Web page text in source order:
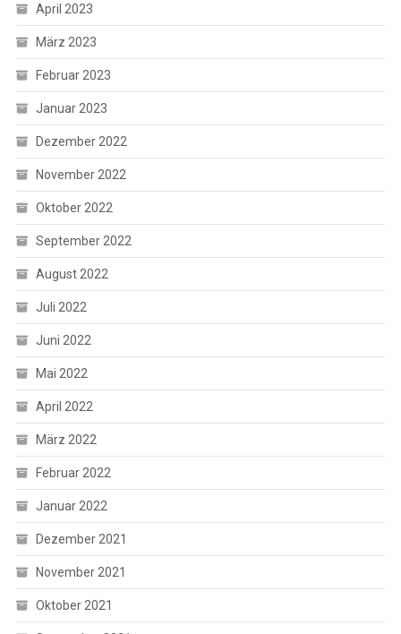
April 2023
März 2023
Februar 2023
Januar 2023
Dezember 2022
November 2022
Oktober 2022
September 2022
August 2022
Juli 2022
Juni 2022
Mai 2022
April 2022
März 2022
Februar 2022
Januar 2022
Dezember 2021
November 2021
Oktober 2021